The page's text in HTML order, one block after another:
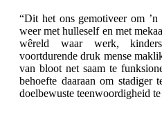
“Dit het ons gemotiveer om
weer met hulleself en met
wêreld waar werk,
voortdurende druk mense
van bloot net saam te
behoefte daaraan om stadiger
doelbewuste teenwoordigheid te